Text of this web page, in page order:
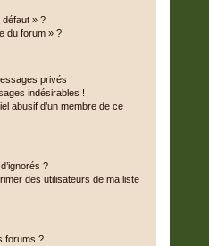
défaut » ?
du forum » ?
privés !
indésirables !
abusif d’un membre de ce
?
des utilisateurs de ma liste
forums ?